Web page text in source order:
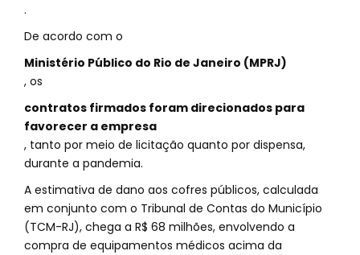
.
De acordo com o
Ministério Público do Rio de Janeiro (MPRJ)
, os
contratos firmados foram direcionados para
favorecer a empresa
, tanto por meio de licitação quanto por dispensa,
durante a pandemia.
A estimativa de dano aos cofres públicos, calculada
em conjunto com o Tribunal de Contas do Município
(TCM-RJ), chega a R$ 68 milhões, envolvendo a
compra de equipamentos médicos acima da